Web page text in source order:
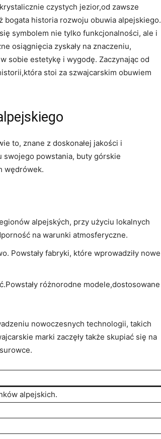
czystych jezior,od ⁢zawsze
bogata historia‌ rozwoju obuwia alpejskiego.
symbolem nie tylko funkcjonalności, ale i
osiągnięcia zyskały na znaczeniu,
sobie estetykę i wygodę. Zaczynając⁤ od‍
stoi za szwajcarskim obuwiem
to, znane z doskonałej jakości i
swojego powstania, buty górskie⁢
wędrówek.
alpejských, przy użyciu lokalnych
na warunki atmosferyczne.
Powstały fabryki, które wprowadziły nowe
różnorodne⁤ modele,dostosowane
nowoczesnych technologii, takich
marki zaczęły także skupiać się ‍na
alpejskich.